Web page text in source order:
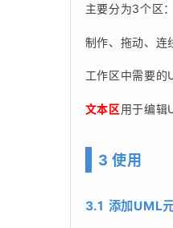
主要分为3个区：
制作、拖动、连
工作区中需要的
文本区用于编辑
3 使用
3.1 添加UML